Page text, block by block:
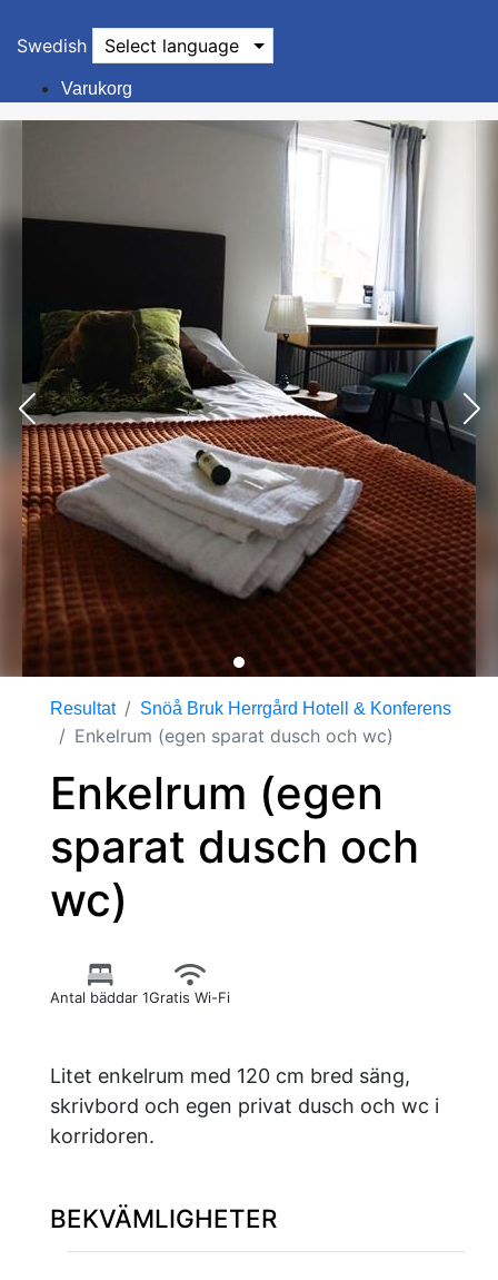
Swedish Select language
Varukorg
Resultat Snöå Bruk Herrgård Hotell & Konferens
Enkelrum (egen sparat dusch och wc)
Enkelrum (egen
sparat dusch och
wc)
Antal bäddar 1Gratis Wi-Fi
Litet enkelrum med 120 cm bred säng,
skrivbord och egen privat dusch och wc i
korridoren.
BEKVÄMLIGHETER